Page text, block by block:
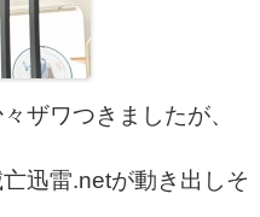
ザワつきましたが、
迅雷.netが動き出しそ